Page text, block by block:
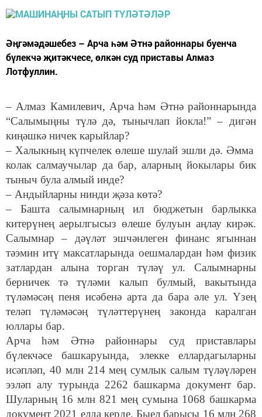
Әңгәмәдәшебез – Арча һәм Әтнә районнары буенча
бүлекчә җитәкчесе, өлкән суд приставы Алмаз
Лотфуллин.
– Алмаз Камилевич, Арча һәм Әтнә районнарында
“Салымыңны түлә дә, тынычлап йокла!” – дигән
киңәшкә ничек карыйлар?
– Халыкның күпчелек өлеше шулай эшли дә. Әмма
колак салмаучылар да бар, аларның йокылары бик
тыныч була алмый инде?
– Андыйларны нинди җәза көтә?
– Башта салымнарның ил бюджетын барлыкка
китерүнең аерылгысыз өлеше булуын аңлау кирәк.
Салымнар – дәүләт эшчәнлеген финанс ягыннан
тәэмин итү максатларында оешмалардан һәм физик
затлардан алына торган түләү ул. Салымнарны
берничек тә түләми калып булмый, вакытында
түләмәсәң пеня исәбенә арта да бара әле ул. Үзең
теләп түләмәсәң түләттерүнең законда каралган
юллары бар.
Арча һәм Әтнә районнары суд приставлары
бүлекчәсе башкаруында, элекке еллардагыларны
исәпләп, 40 млн 214 мең сумлык салым түләүләрен
эзләп алу турында 2262 башкарма документ бар.
Шуларның 16 млн 821 мең сумына 1068 башкарма
документ 2021 елда керде. Быел барысы 16 млн 268